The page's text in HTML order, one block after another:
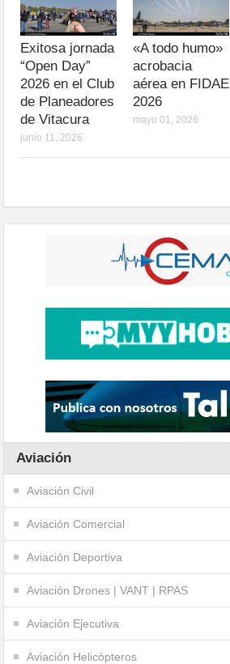
Exitosa jornada
“Open Day”
2026 en el Club
de Planeadores
de Vitacura
junio 11, 2026
«A todo humo»
acrobacia
aérea en FIDAE
2026
mayo 01, 2026
Aviación
Aviación Civil
Aviación Comercial
Aviación Deportiva
Aviación Drones | VANT | RPAS
Aviación Ejecutiva
Aviación Helicópteros